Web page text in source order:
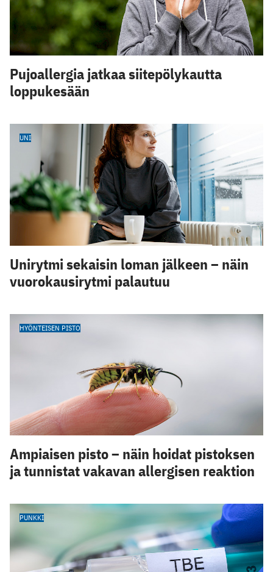
Pujoallergia jatkaa siitepölykautta
loppukesään
UNI
Unirytmi sekaisin loman jälkeen – näin
vuorokausirytmi palautuu
HYÖNTEISEN PISTO
Ampiaisen pisto – näin hoidat pistoksen
ja tunnistat vakavan allergisen reaktion
PUNKKI